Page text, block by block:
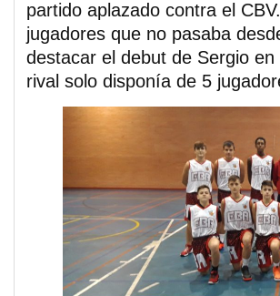
partido aplazado contra el
jugadores que no pasaba
destacar el debut de Sergio
rival solo disponía de 5